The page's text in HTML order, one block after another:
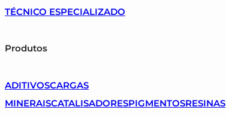
TÉCNICO ESPECIALIZADO
Produtos
ADITIVOSCARGAS
MINERAISCATALISADORESPIGMENTOSRESINAS